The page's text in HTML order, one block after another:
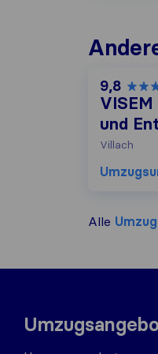
9,8
und
Villach
Alle